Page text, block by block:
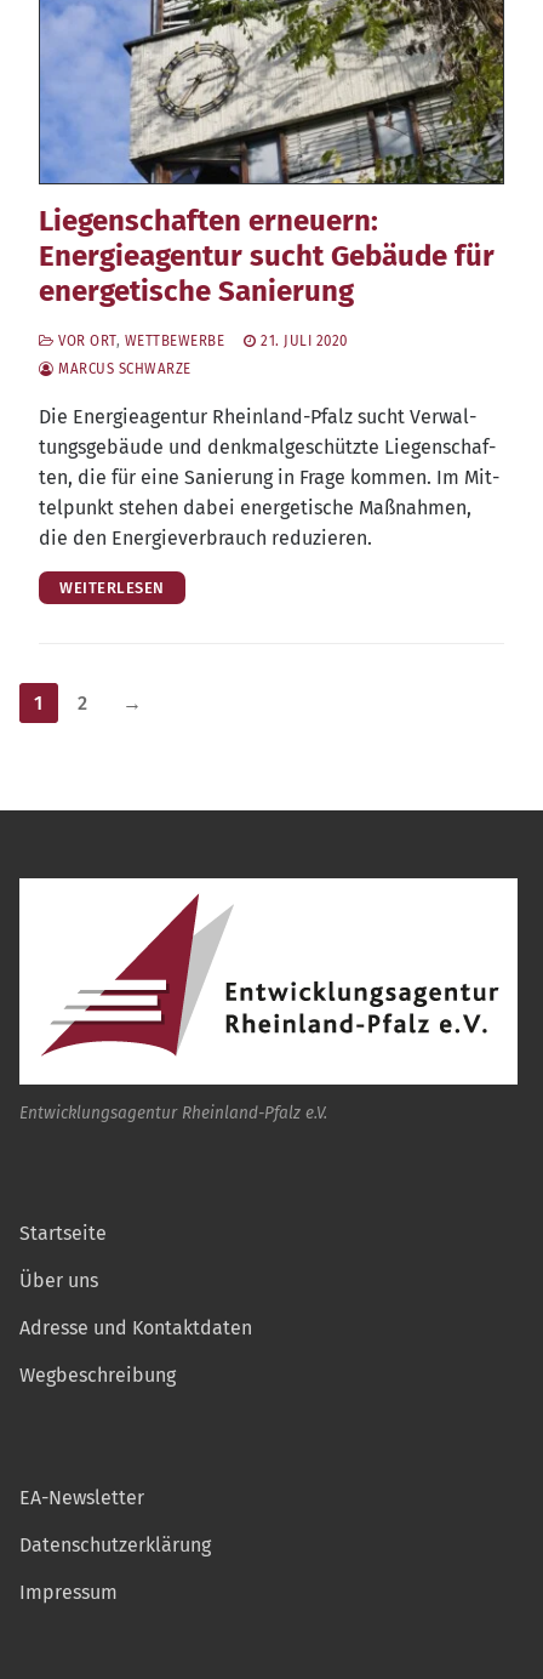
Liegenschaften erneuern:
Energieagentur sucht Gebäude für
energetische Sanierung
VOR ORT, WETTBEWERBE
21. JULI 2020
MARCUS SCHWARZE
Die Ener­gie­agen­tur Rhein­land-Pfalz sucht Ver­wal­
tungs­ge­bäu­de und denk­mal­ge­schütz­te Lie­gen­schaf­
ten, die für eine Sanie­rung in Fra­ge kom­men. Im Mit­
tel­punkt ste­hen dabei ener­ge­ti­sche Maß­nah­men,
die den Ener­gie­ver­brauch reduzieren.
WEITERLESEN
Seitennummerierung
der
1 2 →
Entwicklungsagentur Rheinland-Pfalz e.V.
Startseite
Über uns
Adresse und Kontaktdaten
Wegbeschreibung
EA-Newsletter
Datenschutzerklärung
Impressum